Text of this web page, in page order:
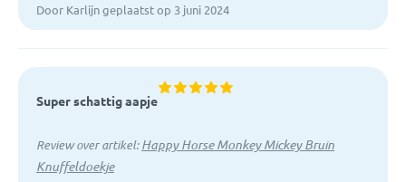
Door Karlijn geplaatst op 3 juni 2024
Super schattig aapje
Review over artikel:Happy Horse Monkey Mickey Bruin
Knuffeldoekje